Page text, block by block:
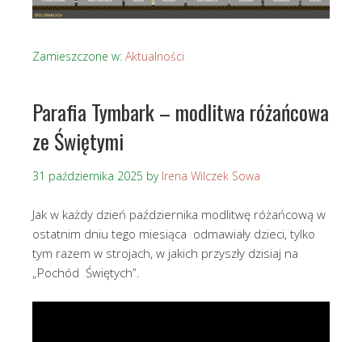
Zamieszczone w: Aktualności
Parafia Tymbark – modlitwa różańcowa
ze Świętymi
31 października 2025 by Irena Wilczek Sowa
Jak w każdy dzień października modlitwę różańcową w
ostatnim dniu tego miesiąca odmawiały dzieci, tylko
tym razem w strojach, w jakich przyszły dzisiaj na
„Pochód Świętych”.